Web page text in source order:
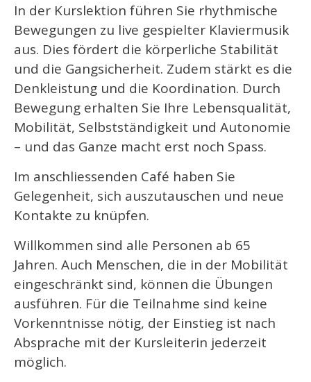
In der Kurslektion führen Sie rhythmische
Bewegungen zu live gespielter Klaviermusik
aus. Dies fördert die körperliche Stabilität
und die Gangsicherheit. Zudem stärkt es die
Denkleistung und die Koordination. Durch
Bewegung erhalten Sie Ihre Lebensqualität,
Mobilität, Selbstständigkeit und Autonomie
– und das Ganze macht erst noch Spass.
Im anschliessenden Café haben Sie
Gelegenheit, sich auszutauschen und neue
Kontakte zu knüpfen.
Willkommen sind alle Personen ab 65
Jahren. Auch Menschen, die in der Mobilität
eingeschränkt sind, können die Übungen
ausführen. Für die Teilnahme sind keine
Vorkenntnisse nötig, der Einstieg ist nach
Absprache mit der Kursleiterin jederzeit
möglich.